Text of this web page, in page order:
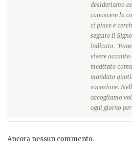
desideriamo
conoscere la
ci piace e
seguire il
indicato.
vivere
meditato
mandato
vocazione.
accogliamo
ogni giorno
Ancora nessun commento.